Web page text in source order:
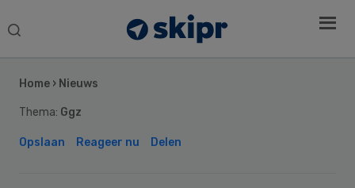
Search
Home › Nieuws
Thema: Ggz
Opslaan Reageer nu Delen
Sidebar